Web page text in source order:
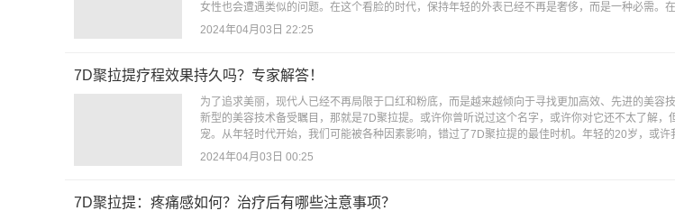
女性也会遭遇类似的问题。在这个看脸的时代，保持年轻的外表已经不再是奢侈，而是一种必需。
2024年04月03日 22:25
7D聚拉提疗程效果持久吗？专家解答！
为了追求美丽，现代人已经不再局限于口红和粉底，而是越来越倾向于寻找更加高效、先进的美容
新型的美容技术备受瞩目，那就是7D聚拉提。或许你曾听说过这个名字，或许你对它还不太了解
宠。从年轻时代开始，我们可能被各种因素影响，错过了7D聚拉提的最佳时机。年轻的20岁，或许
2024年04月03日 00:25
7D聚拉提：疼痛感如何？治疗后有哪些注意事项？